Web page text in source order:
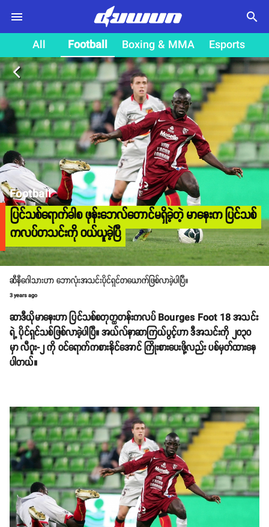
search
All Football Boxing & MMA Esports
arrow_back_ios
Football
ပြင်သစ်ရောက်ခါစ ဖုန်းဘေလ်တောင်မရှိခဲ့တဲ့ မာနေးက ပြင်သစ်
ကလပ်တသင်းကို ဝယ်ယူခဲ့ပြီ
ဆီနီဂေါသားဟာ ဘောလုံးအသင်းပိုင်ရှင်တယောက်ဖြစ်လာခဲ့ပါပြီ။
3 years ago
ဆာဒီယိုမာနေးဟာ ပြင်သစ်စတုတ္ထတန်းကလပ် Bourges Foot 18 အသင်း
ရဲ့ ပိုင်ရှင်သစ်ဖြစ်လာခဲ့ပါပြီ။ အယ်လ်နာဆာကြယ်ပွင့်ဟာ ဒီအသင်းကို ၂၀၃၀
မှာ လီဂူး-၂ ကို ဝင်ရောက်ကစားနိုင်အောင် ကြိုးစားပေးဖို့လည်း ပစ်မှတ်ထားနေ
ပါတယ်။